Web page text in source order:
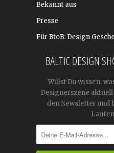
Bekannt aus
Presse
Für BtoB: Design
BALTIC DESIGN
Willst Du wissen,
Designerszene
den Newsletter und